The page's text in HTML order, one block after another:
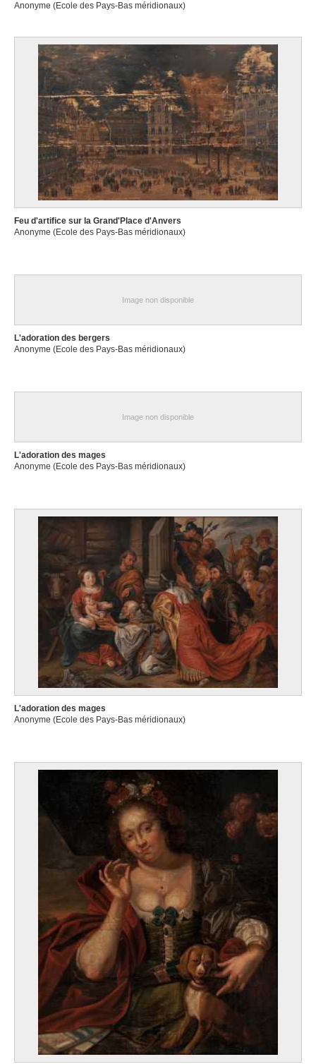
Anonyme (Ecole des Pays-Bas méridionaux)
Feu d'artifice sur la Grand'Place d'Anvers
Anonyme (Ecole des Pays-Bas méridionaux)
Image non disponible
L'adoration des bergers
Anonyme (Ecole des Pays-Bas méridionaux)
Image non disponible
L'adoration des mages
Anonyme (Ecole des Pays-Bas méridionaux)
L'adoration des mages
Anonyme (Ecole des Pays-Bas méridionaux)